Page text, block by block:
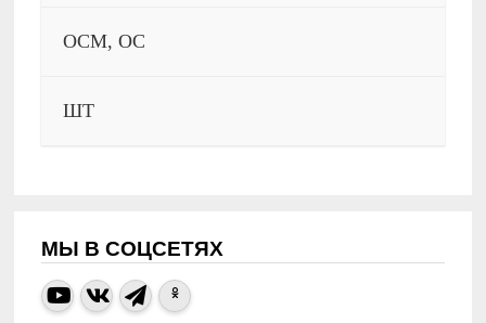
ОСМ, ОС
ШТ
МЫ В СОЦСЕТЯХ